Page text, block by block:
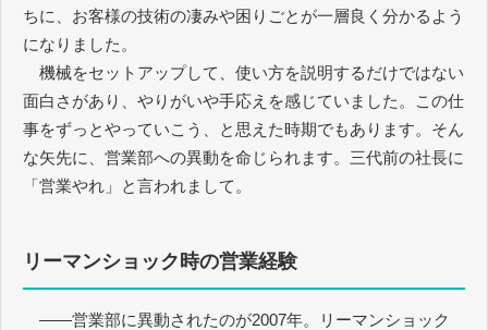
ちに、お客様の技術の凄みや困りごとが一層良く分かるよう
になりました。
機械をセットアップして、使い方を説明するだけではない
面白さがあり、やりがいや手応えを感じていました。この仕
事をずっとやっていこう、と思えた時期でもあります。そん
な矢先に、営業部への異動を命じられます。三代前の社長に
「営業やれ」と言われまして。
リーマンショック時の営業経験
――営業部に異動されたのが2007年。リーマンショック